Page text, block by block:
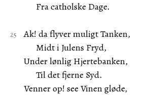
Fra catholske Dage.
Ak! da flyver muligt Tanken,
Midt i Julens Fryd,
Under lønlig Hjertebanken,
Til det fjerne Syd.
Venner op! see Vinen gløde,